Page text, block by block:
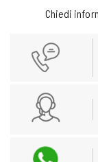
Chiedi